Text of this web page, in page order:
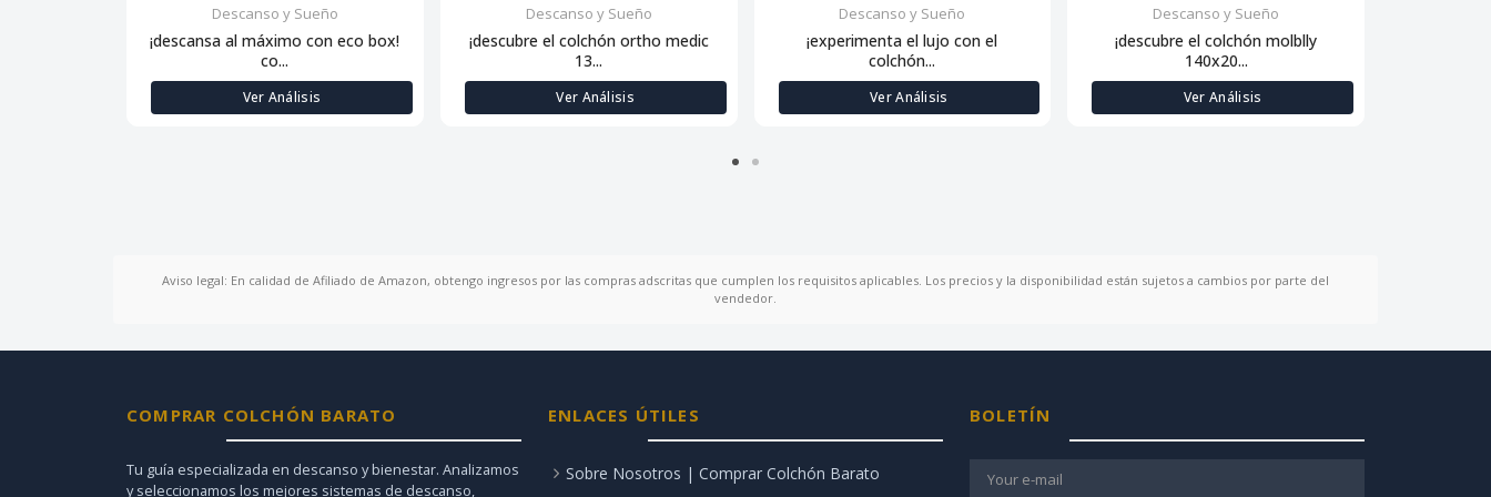
Descanso y Sueño
¡descansa al máximo con eco box!
co...
Ver Análisis
Descanso y Sueño
¡descubre el colchón ortho medic
13...
Ver Análisis
Descanso y Sueño
¡experimenta el lujo con el
colchón...
Ver Análisis
Descanso y Sueño
¡descubre el colchón molblly
140x20...
Ver Análisis
Aviso legal: En calidad de Afiliado de Amazon, obtengo ingresos por las compras adscritas que cumplen los requisitos aplicables. Los precios y la disponibilidad están sujetos a cambios por parte del
vendedor.
COMPRAR COLCHÓN BARATO
Tu guía especializada en descanso y bienestar. Analizamos
y seleccionamos los mejores sistemas de descanso,
ENLACES ÚTILES
Sobre Nosotros | Comprar Colchón Barato
BOLETÍN